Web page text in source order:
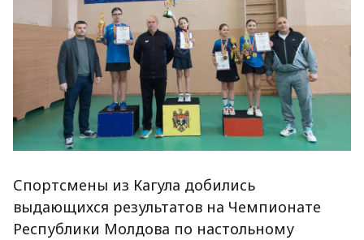
Спортсмены из Кагула добились
выдающихся результатов на Чемпионате
Республики Молдова по настольному